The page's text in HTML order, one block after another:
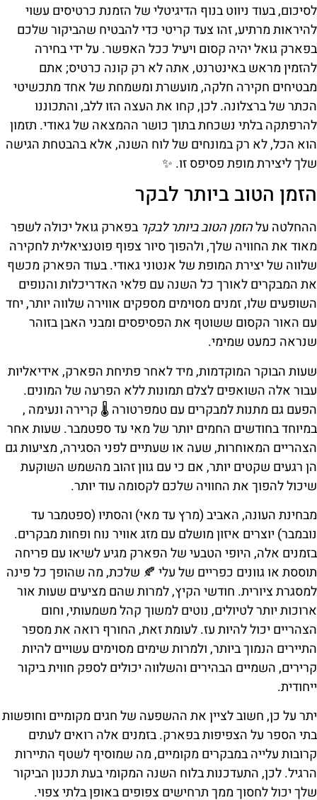
לסיכום, בעוד ניווט בנוף הדיגיטלי של הזמנת כרטיסים עשוי
להיראות מרתיע, זהו צעד קריטי כדי להבטיח שהביקור שלכם
בפארק גואל יהיה קסום ויעיל ככל האפשר. על ידי בחירה
להזמין מראש באינטרנט, אתה לא רק קונה כרטיס; אתם
מבטיחים חקירה חלקה, מועשרת ומשמחת של אחד מתכשיטי
הכתר של ברצלונה. לכן, קחו את העצה הזו ללב, והתכוננו
להרפתקה בלתי נשכחת בתוך כושר ההמצאה של גאודי. תזמון
הוא הכל, לא רק במונחים של לוח השנה, אלא בהבטחת הגישה
שלך ליצירת מופת פסיפס זו. ✨
הזמן הטוב ביותר לבקר
ההחלטה עלהזמן הטוב ביותר לבקר בפארק גואל יכולה לשפר
מאוד את החוויה שלך, ולהפוך סיור צפוף פוטנציאלית לחקירה
שלווה של יצירת המופת של אנטוני גאודי. בעוד הפארק מכשף
את המבקרים לאורך כל השנה עם פלאי האדריכלות והנופים
השופעים שלו, זמנים מסוימים מספקים אווירה שלווה יותר, יחד
עם האור הקסום ששוטף את הפסיפסים ומבני האבן בזוהר
שנראה כמעט שמימי.
שעות הבוקר המוקדמות, מיד לאחר פתיחת הפארק, אידיאליות
עבור אלה השואפים לצלם תמונות ללא הפרעה של המונים.
הפעם גם מתנות למבקרים עם טמפרטורה 🌡️ קרירה ונעימה ,
במיוחד בחודשים החמים יותר של מאי עד ספטמבר. שעות אחר
הצהריים המאוחרות, שעה או שעתיים לפני הסגירה, מציעות גם
הן רגעים שקטים יותר, אם כי עם גוון זהוב מהשמש השוקעת
שיכול להפוך את החוויה שלכם לקסומה עוד יותר.
מבחינת העונה, האביב (מרץ עד מאי) והסתיו (ספטמבר עד
נובמבר) יוצרים איזון מושלם עם מזג אוויר נוח ופחות מבקרים.
בזמנים אלה, היופי הטבעי של הפארק מגיע לשיאו עם פריחה
תוססת או גוונים כפריים של עלי 🍂 שלכת, מה שהופך כל פינה
למסגרת ציורית. חודשי הקיץ, למרות שהם מציעים שעות אור
ארוכות יותר לטיולים, נוטים למשוך קהל משמעותי, וחום
הצהריים יכול להיות עז. לעומת זאת, החורף רואה את מספר
התיירים הנמוך ביותר, ולמרות שימים מסוימים עשויים להיות
קרירים, השמיים הבהירים והשלווה יכולים לספק חווית ביקור
ייחודית.
יתר על כן, חשוב לציין את ההשפעה של חגים מקומיים וחופשות
בתי הספר על הצפיפות בפארק. בזמנים אלה רואים לעתים
קרובות עלייה במבקרים מקומיים, מה שמוסיף לשטף התיירות
הרגיל. לכן, התעדכנות בלוח השנה המקומי בעת תכנון הביקור
שלך יכול לחסוך ממך תרחישים צפופים באופן בלתי צפוי.